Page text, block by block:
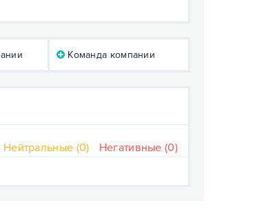
Команда компании
Нейтральные (0) Негативные (0)